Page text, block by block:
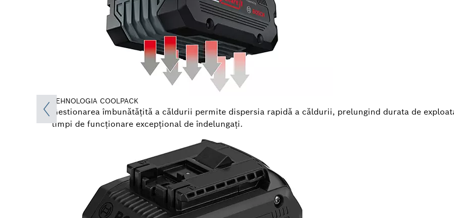
TEHNOLOGIA COOLPACK
Gestionarea îmbunătăţită a căldurii permite dispersia rapidă a căldurii, prelungind durata de
timpi de funcţionare excepţional de îndelungaţi.